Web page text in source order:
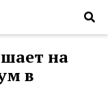
на
в